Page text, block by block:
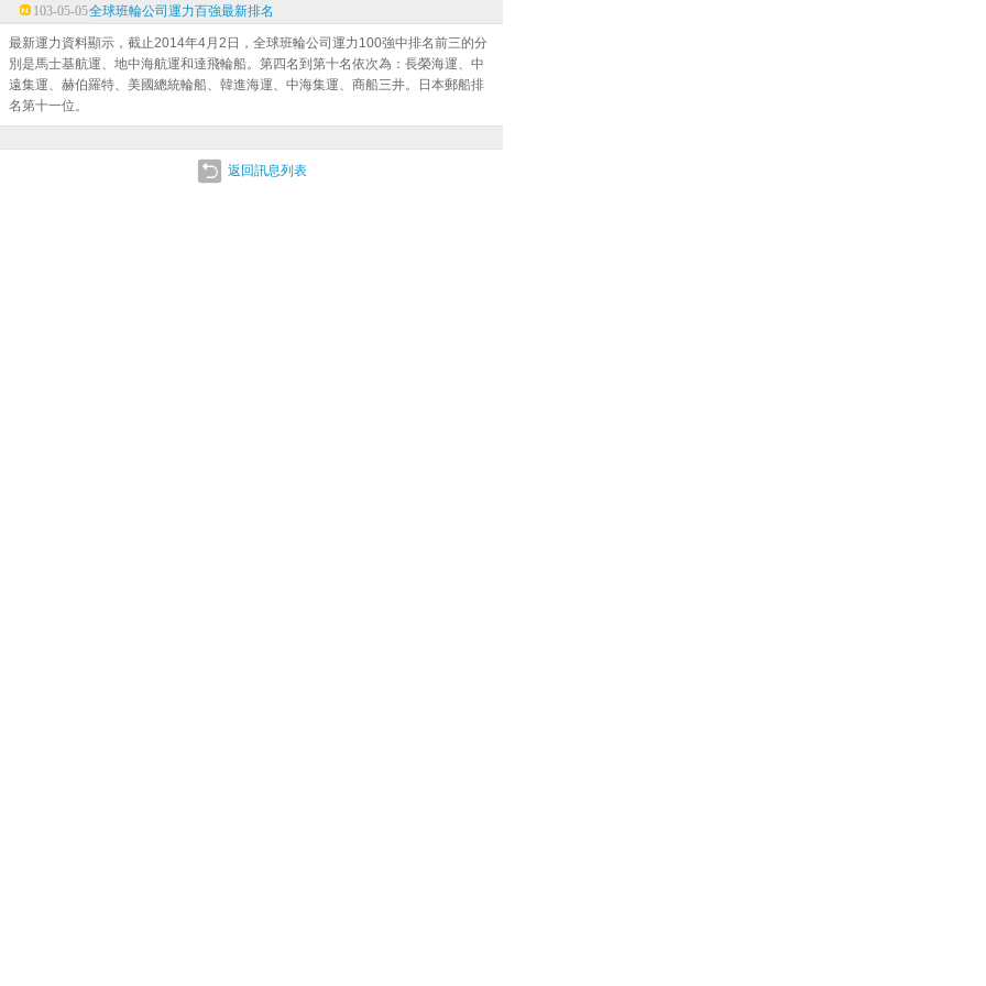
103-05-05全球班輪公司運力百強最新排名
最新運力資料顯示，截止2014年4月2日，全球班輪公司運力100強中排名前三的分
別是馬士基航運、地中海航運和達飛輪船。第四名到第十名依次為：長榮海運、中
遠集運、赫伯羅特、美國總統輪船、韓進海運、中海集運、商船三井。日本郵船排
名第十一位。
返回訊息列表